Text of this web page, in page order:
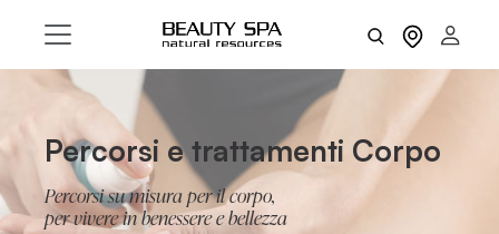
Percorsi e trattamenti Corpo
Percorsi su misura per il corpo,
per vivere in benessere e bellezza